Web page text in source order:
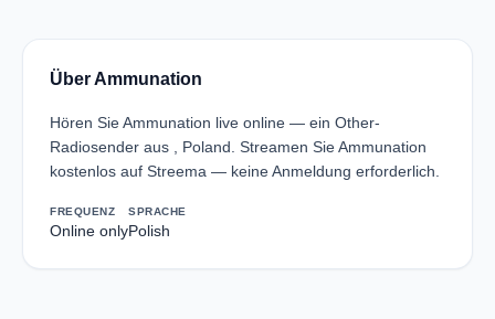
Über Ammunation
Hören Sie Ammunation live online — ein Other-
Radiosender aus , Poland. Streamen Sie Ammunation
kostenlos auf Streema — keine Anmeldung erforderlich.
FREQUENZ
Online only
SPRACHE
Polish